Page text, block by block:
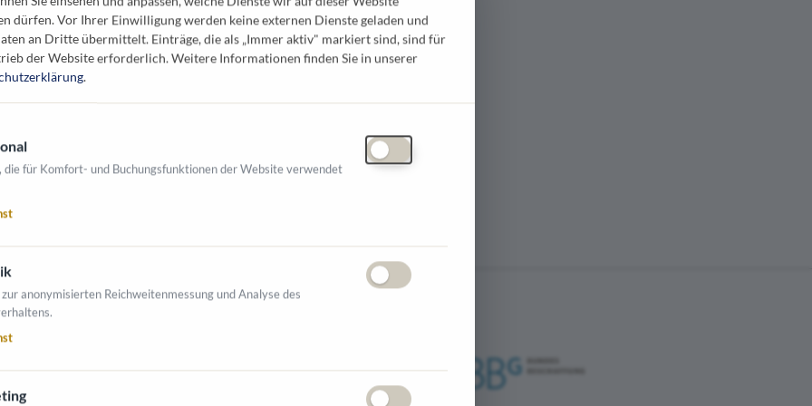
franzke.com
franzke.com
78 501 - 84
Branchen tätig:
AUSSTELLER
dürfen. Vor Ihrer Einwilligung werden keine externen Dienste geladen und
an Dritte übermittelt. Einträge, die als „Immer aktiv" markiert sind, sind für
der Website erforderlich.Weitere Informationen finden Sie in unserer
.
die für Komfort- und Buchungsfunktionen der Website verwendet
anonymisierten Reichweitenmessung und Analyse des